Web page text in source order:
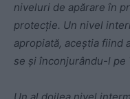
niveluri de apărare în
protecție. Un nivel
apropiată, aceștia fiind
se și înconjurându-l pe